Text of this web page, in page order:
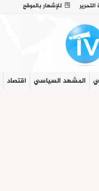
للإشهار بالموقع
المشهد السياسي اقتصاد